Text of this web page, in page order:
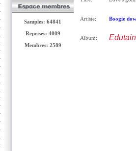
Samples: 64841
Reprises: 4009
Membres: 2589
Artiste: Boogie
Album: